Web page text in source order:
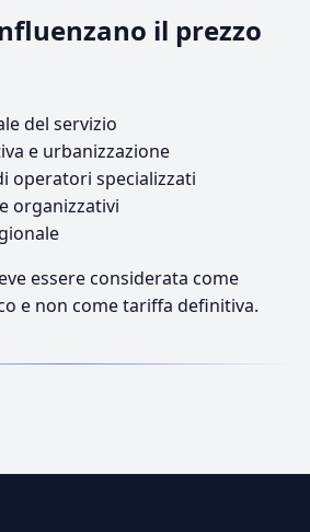
il prezzo
del servizio
e urbanizzazione
operatori specializzati
organizzativi
essere considerata come
e non come tariffa definitiva.